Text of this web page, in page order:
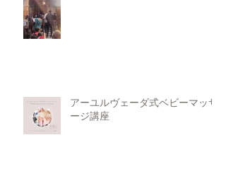
アーユルヴェーダ式ベビーマッサ
ージ講座